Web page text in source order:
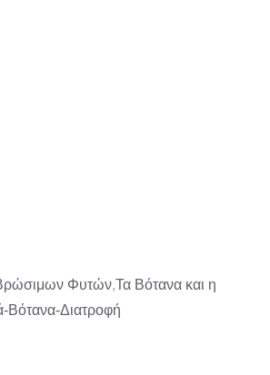
Φυτών,Τα Βότανα και η
Βότανα-Διατροφή